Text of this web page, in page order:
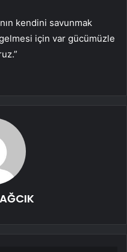
kendini savunmak
için var gücümüzle